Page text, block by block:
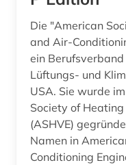
kohle (5)
kohlendioxid (1)
Die "American
and Air-
ein
Lüftungs- und
USA. Sie wurde
Society of
(ASHVE)
Namen in
Conditioning